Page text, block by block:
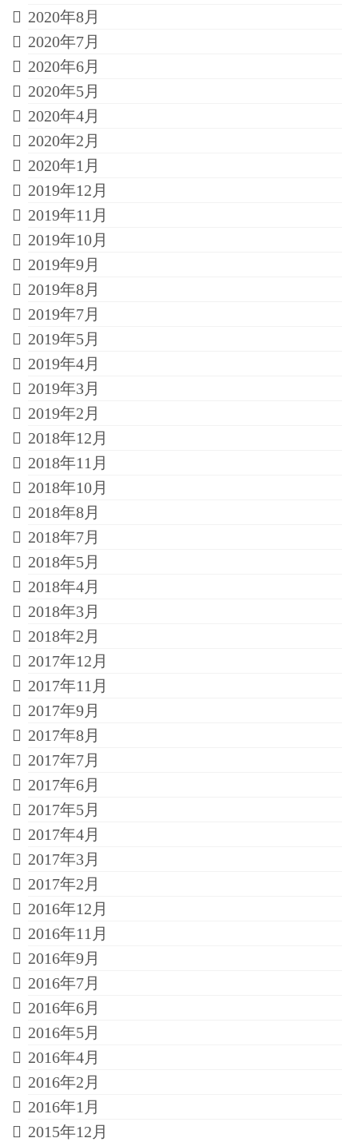
2020年8月
2020年7月
2020年6月
2020年5月
2020年4月
2020年2月
2020年1月
2019年12月
2019年11月
2019年10月
2019年9月
2019年8月
2019年7月
2019年5月
2019年4月
2019年3月
2019年2月
2018年12月
2018年11月
2018年10月
2018年8月
2018年7月
2018年5月
2018年4月
2018年3月
2018年2月
2017年12月
2017年11月
2017年9月
2017年8月
2017年7月
2017年6月
2017年5月
2017年4月
2017年3月
2017年2月
2016年12月
2016年11月
2016年9月
2016年7月
2016年6月
2016年5月
2016年4月
2016年2月
2016年1月
2015年12月